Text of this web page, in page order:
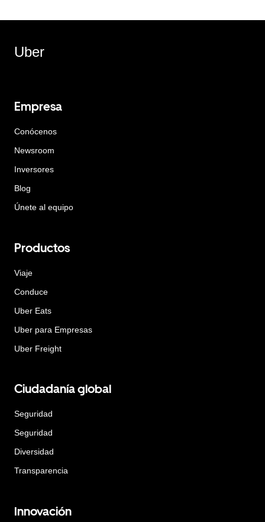
Uber
Empresa
Conócenos
Newsroom
Inversores
Blog
Únete al equipo
Productos
Viaje
Conduce
Uber Eats
Uber para Empresas
Uber Freight
Ciudadanía global
Seguridad
Seguridad
Diversidad
Transparencia
Innovación